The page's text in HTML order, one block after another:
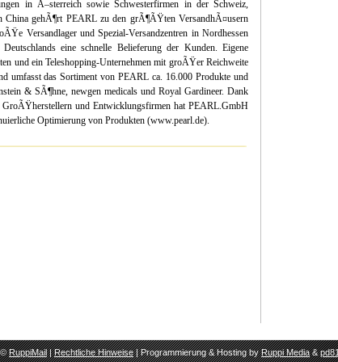
in Ã–sterreich sowie Schwesterfirmen in der Schweiz,
gehÃ¶rt PEARL zu den grÃ¶ÃŸten VersandhÃ¤usern
Versandlager und Spezial-Versandzentren in Nordhessen
eine schnelle Belieferung der Kunden. Eigene
und ein Teleshopping-Unternehmen mit groÃŸer Reichweite
umfasst das Sortiment von PEARL ca. 16.000 Produkte und
& SÃ¶hne, newgen medicals und Royal Gardineer. Dank
und Entwicklungsfirmen hat PEARL.GmbH
Optimierung von Produkten (www.pearl.de).
©RuppiMail|Rechtliche Hinweise| Programmierung & Hosting byRuppi Media&